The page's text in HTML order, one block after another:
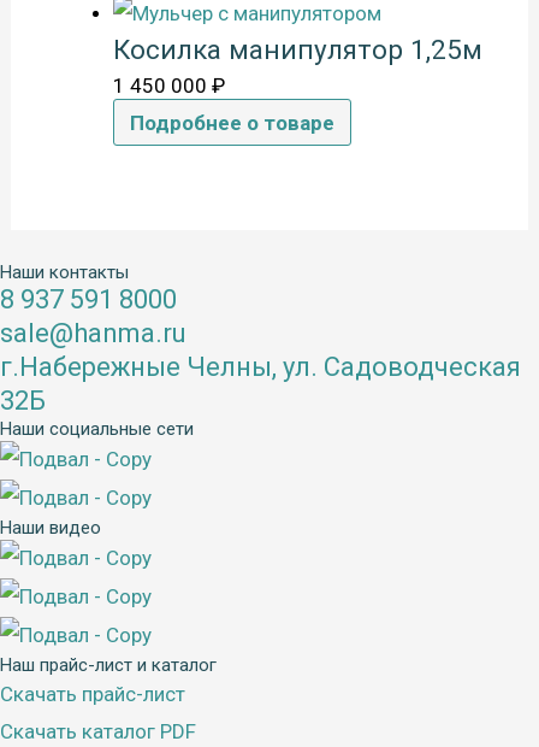
Косилка манипулятор 1,25м
1 450 000₽
Подробнее о товаре
Наши контакты
8 937 591 8000
sale@hanma.ru
г.Набережные Челны, ул. Садоводческая
32Б
Наши социальные сети
Наши видео
Наш прайс-лист и каталог
Скачать прайс-лист
Скачать каталог PDF